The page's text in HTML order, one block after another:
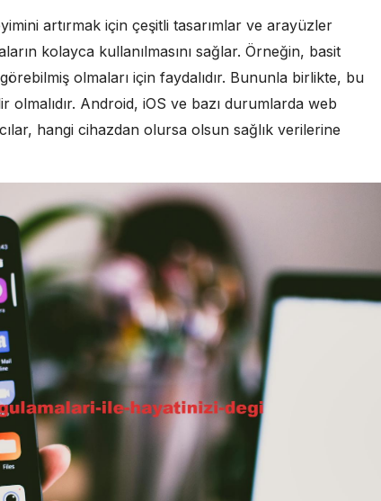
artırmak için çeşitli tasarımlar ve arayüzler
kolayca kullanılmasını sağlar. Örneğin, basit
olmaları için faydalıdır. Bununla birlikte, bu
olmalıdır. Android, iOS ve bazı durumlarda web
hangi cihazdan olursa olsun sağlık verilerine